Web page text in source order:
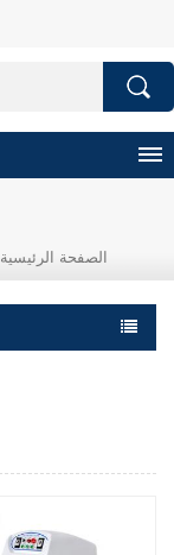
الصفحة الرئيسية